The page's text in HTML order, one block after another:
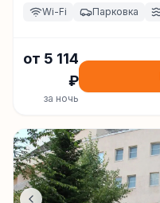
Wi-Fi Парковка
от 5 114
₽
за ночь